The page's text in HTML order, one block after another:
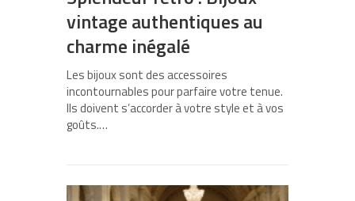
vintage authentiques au
charme inégalé
Les bijoux sont des accessoires
incontournables pour parfaire votre tenue.
Ils doivent s’accorder à votre style et à vos
goûts.…